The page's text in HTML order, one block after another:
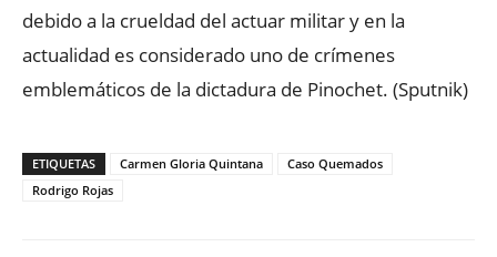
debido a la crueldad del actuar militar y en la
actualidad es considerado uno de crímenes
emblemáticos de la dictadura de Pinochet. (Sputnik)
ETIQUETAS Carmen Gloria Quintana
Caso Quemados
Rodrigo Rojas